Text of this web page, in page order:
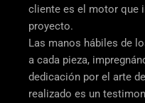
cliente es el motor que
proyecto.
Las manos hábiles de
a cada pieza,
dedicación por el arte
realizado es un